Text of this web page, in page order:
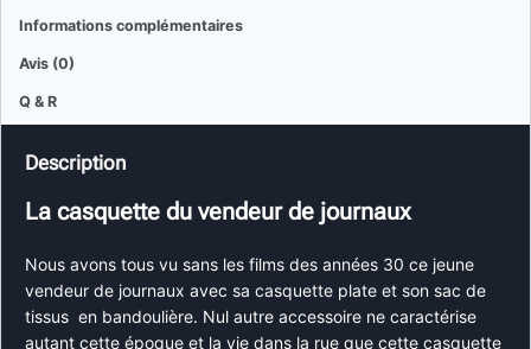
Informations complémentaires
Avis (0)
Q & R
Description
La casquette du vendeur de journaux
Nous avons tous vu sans les films des années 30 ce jeune
vendeur de journaux avec sa casquette plate et son sac de
tissus en bandoulière. Nul autre accessoire ne caractérise
autant cette époque et la vie dans la rue que cette casquette